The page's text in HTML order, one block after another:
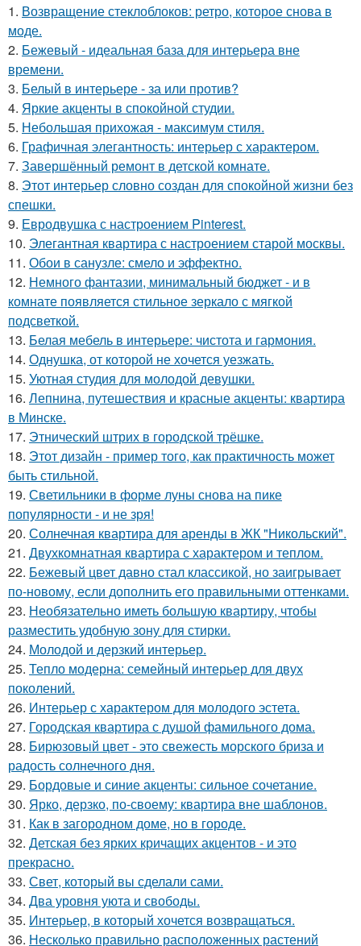
1. Возвращение стеклоблоков: ретро, которое снова в
моде.
2. Бежевый - идеальная база для интерьера вне
времени.
3. Белый в интерьере - за или против?
4. Яркие акценты в спокойной студии.
5. Небольшая прихожая - максимум стиля.
6. Графичная элегантность: интерьер с характером.
7. Завершённый ремонт в детской комнате.
8. Этот интерьер словно создан для спокойной жизни без
спешки.
9. Евродвушка с настроением Pinterest.
10. Элегантная квартира с настроением старой москвы.
11. Обои в санузле: смело и эффектно.
12. Немного фантазии, минимальный бюджет - и в
комнате появляется стильное зеркало с мягкой
подсветкой.
13. Белая мебель в интерьере: чистота и гармония.
14. Однушка, от которой не хочется уезжать.
15. Уютная студия для молодой девушки.
16. Лепнина, путешествия и красные акценты: квартира
в Минске.
17. Этнический штрих в городской трёшке.
18. Этот дизайн - пример того, как практичность может
быть стильной.
19. Светильники в форме луны снова на пике
популярности - и не зря!
20. Солнечная квартира для аренды в ЖК "Никольский".
21. Двухкомнатная квартира с характером и теплом.
22. Бежевый цвет давно стал классикой, но заигрывает
по-новому, если дополнить его правильными оттенками.
23. Необязательно иметь большую квартиру, чтобы
разместить удобную зону для стирки.
24. Молодой и дерзкий интерьер.
25. Тепло модерна: семейный интерьер для двух
поколений.
26. Интерьер с характером для молодого эстета.
27. Городская квартира с душой фамильного дома.
28. Бирюзовый цвет - это свежесть морского бриза и
радость солнечного дня.
29. Бордовые и синие акценты: сильное сочетание.
30. Ярко, дерзко, по-своему: квартира вне шаблонов.
31. Как в загородном доме, но в городе.
32. Детская без ярких кричащих акцентов - и это
прекрасно.
33. Свет, который вы сделали сами.
34. Два уровня уюта и свободы.
35. Интерьер, в который хочется возвращаться.
36. Несколько правильно расположенных растений